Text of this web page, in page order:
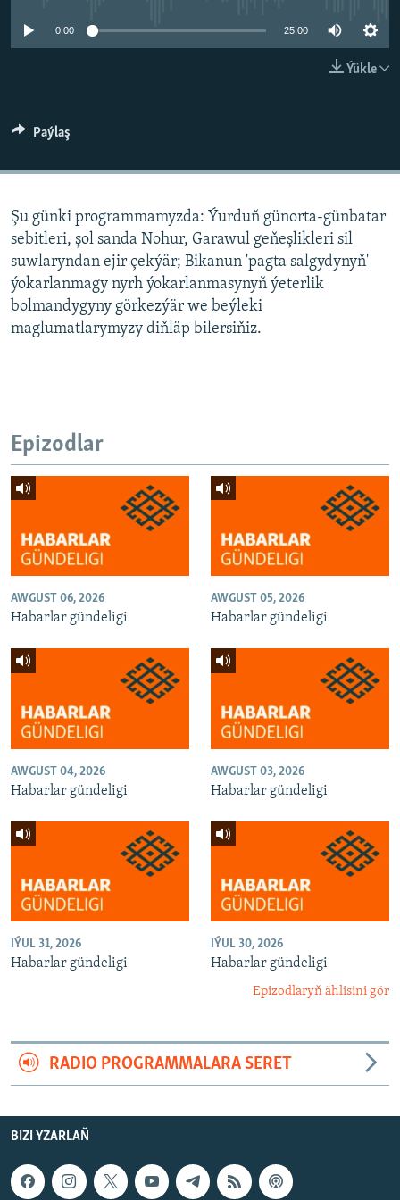
0:00 25:00
Ýükle
Paýlaş
Şu günki programmamyzda: Ýurduň günorta-günbatar
sebitleri, şol sanda Nohur, Garawul geňeşlikleri sil
suwlaryndan ejir çekýär; Bikanun 'pagta salgydynyň'
ýokarlanmagy nyrh ýokarlanmasynyň ýeterlik
bolmandygyny görkezýär we beýleki
maglumatlarymyzy diňläp bilersiňiz.
Epizodlar
AWGUST 06, 2026
Habarlar gündeligi
AWGUST 05, 2026
Habarlar gündeligi
AWGUST 04, 2026
Habarlar gündeligi
AWGUST 03, 2026
Habarlar gündeligi
IÝUL 31, 2026
Habarlar gündeligi
IÝUL 30, 2026
Habarlar gündeligi
Epizodlaryň ählisini gör
RADIO PROGRAMMALARA SERET
BIZI YZARLAŇ